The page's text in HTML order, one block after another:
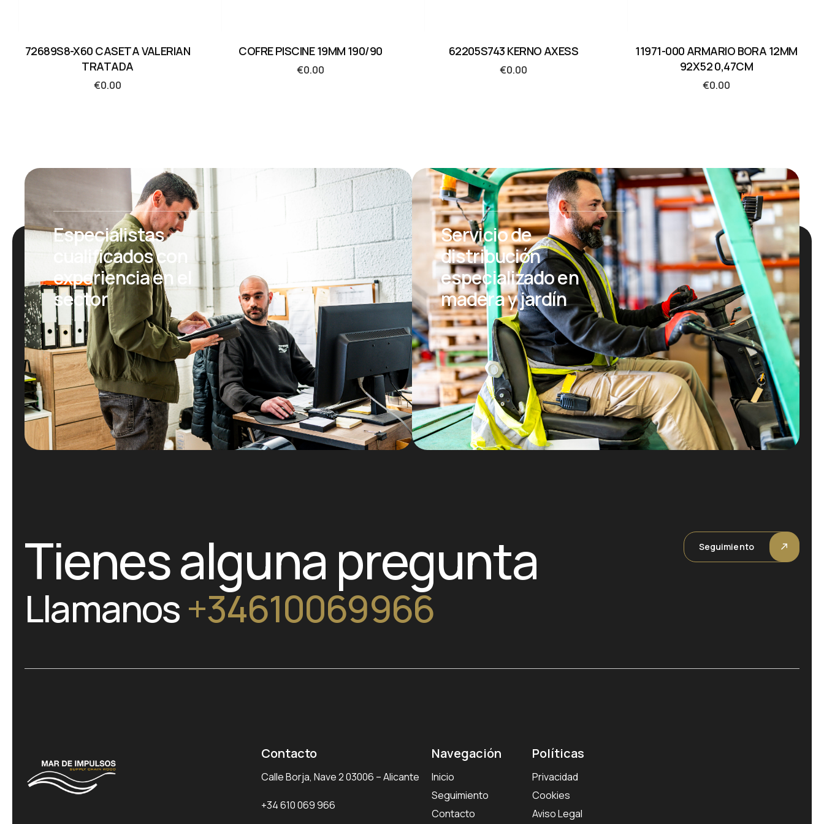
72689S8-X60 CASETA VALERIAN
TRATADA
€0.00
COFRE PISCINE 19MM 190/90
€0.00
62205S743 KERNO AXESS
€0.00
11971-000 ARMARIO BORA 12MM
92X52 0,47CM
€0.00
Especialistas
cualificados con
experiencia en el
sector
Servicio de
distribución
especializado en
madera y jardín
Tienes alguna pregunta
Llamanos+34610069966
Seguimiento
Contacto
Calle Borja, Nave 2 03006 – Alicante
+34 610 069 966
Navegación
Inicio
Seguimiento
Contacto
Políticas
Privacidad
Cookies
Aviso Legal